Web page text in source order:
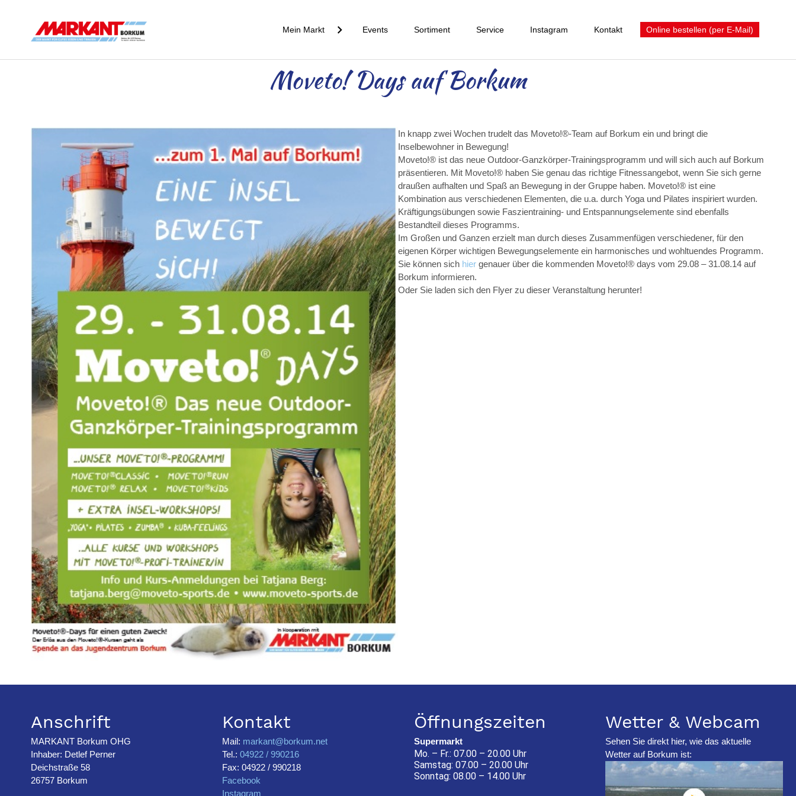
Mein Markt Events Sortiment Service Instagram Kontakt Online bestellen (per E-Mail)
Moveto! Days auf Borkum
In knapp zwei Wochen trudelt das Moveto!®-Team auf Borkum ein und bringt die
Inselbewohner in Bewegung!
Moveto!® ist das neue Outdoor-Ganzkörper-Trainingsprogramm und will sich auch auf Borkum
präsentieren. Mit Moveto!® haben Sie genau das richtige Fitnessangebot, wenn Sie sich gerne
draußen aufhalten und Spaß an Bewegung in der Gruppe haben. Moveto!® ist eine
Kombination aus verschiedenen Elementen, die u.a. durch Yoga und Pilates inspiriert wurden.
Kräftigungsübungen sowie Faszientraining- und Entspannungselemente sind ebenfalls
Bestandteil dieses Programms.
Im Großen und Ganzen erzielt man durch dieses Zusammenfügen verschiedener, für den
eigenen Körper wichtigen Bewegungselemente ein harmonisches und wohltuendes Programm.
Sie können sich hier genauer über die kommenden Moveto!® days vom 29.08 – 31.08.14 auf
Borkum informieren.
Oder Sie laden sich den Flyer zu dieser Veranstaltung herunter!
Anschrift
MARKANT Borkum OHG
Inhaber: Detlef Perner
Deichstraße 58
26757 Borkum
Kontakt
Mail: markant@borkum.net
Tel.: 04922 / 990216
Fax: 04922 / 990218
Facebook
Instagram
Öffnungszeiten
Supermarkt
Mo. – Fr.: 07.00 – 20.00 Uhr
Samstag: 07.00 – 20.00 Uhr
Sonntag: 08.00 – 14.00 Uhr
Wetter & Webcam
Sehen Sie direkt hier, wie das aktuelle
Wetter auf Borkum ist: